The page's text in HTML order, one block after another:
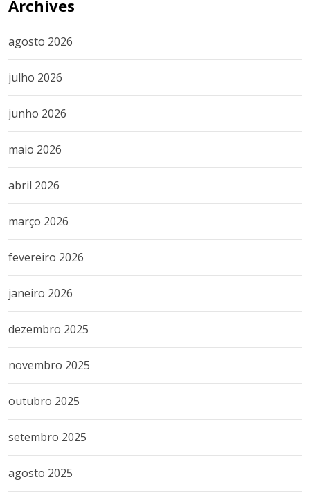
Archives
agosto 2026
julho 2026
junho 2026
maio 2026
abril 2026
março 2026
fevereiro 2026
janeiro 2026
dezembro 2025
novembro 2025
outubro 2025
setembro 2025
agosto 2025